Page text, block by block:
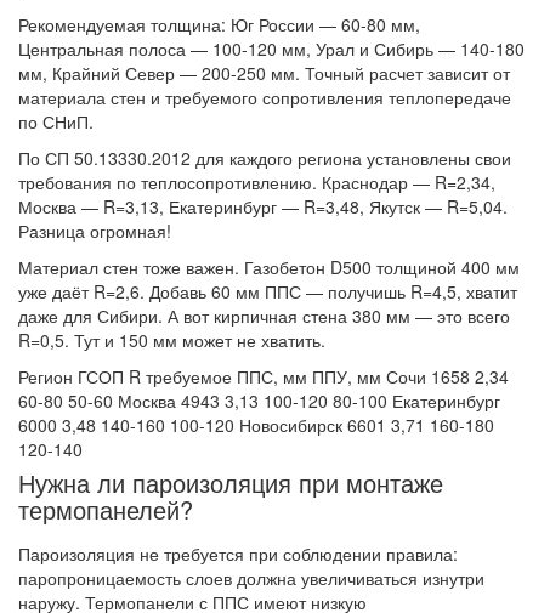
Рекомендуемая толщина: Юг России — 60-80 мм,
Центральная полоса — 100-120 мм, Урал и Сибирь — 140-180
мм, Крайний Север — 200-250 мм. Точный расчет зависит от
материала стен и требуемого сопротивления теплопередаче
по СНиП.
По СП 50.13330.2012 для каждого региона установлены свои
требования по теплосопротивлению. Краснодар — R=2,34,
Москва — R=3,13, Екатеринбург — R=3,48, Якутск — R=5,04.
Разница огромная!
Материал стен тоже важен. Газобетон D500 толщиной 400 мм
уже даёт R=2,6. Добавь 60 мм ППС — получишь R=4,5, хватит
даже для Сибири. А вот кирпичная стена 380 мм — это всего
R=0,5. Тут и 150 мм может не хватить.
Регион ГСОП R требуемое ППС, мм ППУ, мм Сочи 1658 2,34
60-80 50-60 Москва 4943 3,13 100-120 80-100 Екатеринбург
6000 3,48 140-160 100-120 Новосибирск 6601 3,71 160-180
120-140
Нужна ли пароизоляция при монтаже
термопанелей?
Пароизоляция не требуется при соблюдении правила:
паропроницаемость слоев должна увеличиваться изнутри
наружу. Термопанели с ППС имеют низкую